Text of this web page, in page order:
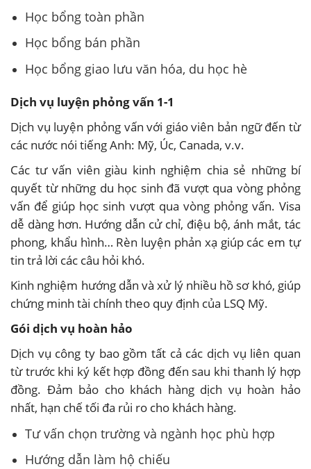
Học bổng toàn phần
Học bổng bán phần
Học bổng giao lưu văn hóa, du học hè
Dịch vụ luyện phỏng vấn 1-1
Dịch vụ luyện phỏng vấn với giáo viên bản ngữ đến từ
các nước nói tiếng Anh: Mỹ, Úc, Canada, v.v.
Các tư vấn viên giàu kinh nghiệm chia sẻ những bí
quyết từ những du học sinh đã vượt qua vòng phỏng
vấn để giúp học sinh vượt qua vòng phỏng vấn. Visa
dễ dàng hơn. Hướng dẫn cử chỉ, điệu bộ, ánh mắt, tác
phong, khẩu hình… Rèn luyện phản xạ giúp các em tự
tin trả lời các câu hỏi khó.
Kinh nghiệm hướng dẫn và xử lý nhiều hồ sơ khó, giúp
chứng minh tài chính theo quy định của LSQ Mỹ.
Gói dịch vụ hoàn hảo
Dịch vụ công ty bao gồm tất cả các dịch vụ liên quan
từ trước khi ký kết hợp đồng đến sau khi thanh lý hợp
đồng. Đảm bảo cho khách hàng dịch vụ hoàn hảo
nhất, hạn chế tối đa rủi ro cho khách hàng.
Tư vấn chọn trường và ngành học phù hợp
Hướng dẫn làm hộ chiếu